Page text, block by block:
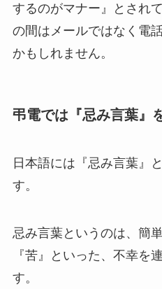
するのがマナー』とされ
の間はメールではなく電
かもしれません。
弔電では『忌み言葉』
日本語には『忌み言葉』
す。
忌み言葉というのは、簡
『苦』といった、不幸を
す。